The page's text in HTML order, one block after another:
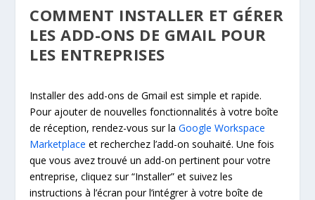
COMMENT INSTALLER ET GÉRER
LES ADD-ONS DE GMAIL POUR
LES ENTREPRISES
Installer des add-ons de Gmail est simple et rapide.
Pour ajouter de nouvelles fonctionnalités à votre boîte
de réception, rendez-vous sur laGoogle Workspace
Marketplace et recherchez l’add-on souhaité. Une fois
que vous avez trouvé un add-on pertinent pour votre
entreprise, cliquez sur “Installer” et suivez les
instructions à l’écran pour l’intégrer à votre boîte de